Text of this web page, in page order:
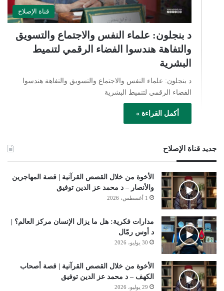
قناة الإصلاح
د بنجلون: علماء النفس والاجتماع والتسويق
والتفاهة هندسوا الفضاء الرقمي لتنميط
البشرية
د بنجلون: علماء النفس والاجتماع والتسويق والتفاهة هندسوا
الفضاء الرقمي لتنميط البشرية
أكمل القراءة »
جديد قناة الإصلاح
الأخوة من خلال القصص القرآنية | قصة المهاجرين
والأنصار – د محمد عز الدين توفيق
1 أغسطس، 2026
مدارات فكرية: هل ما يزال الإنسان مركز العالم؟ |
د أوس رمّال
30 يوليو، 2026
الأخوة من خلال القصص القرآنية | قصة أصحاب
الكهف – د محمد عز الدين توفيق
29 يوليو، 2026